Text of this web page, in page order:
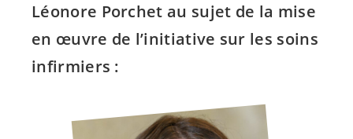
Léonore Porchet au sujet de la mise
en œuvre de l’initiative sur les soins
infirmiers :